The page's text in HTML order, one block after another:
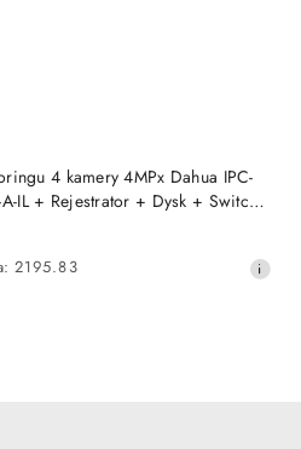
4 kamery 4MPx Dahua IPC-
A-IL + Rejestrator + Dysk + Switch
2195.83
BRAK TOWARU